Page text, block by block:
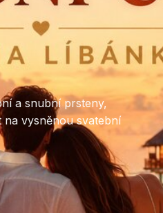
a snubní prsteny,
vysněnou svatební